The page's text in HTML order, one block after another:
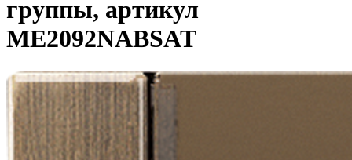
группы, артикул
ME2092NABSAT